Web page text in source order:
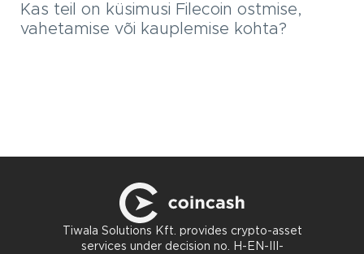
Kas teil on küsimusi Filecoin ostmise,
vahetamise või kauplemise kohta?
Tiwala Solutions Kft. provides crypto-asset
services under decision no. H-EN-III-